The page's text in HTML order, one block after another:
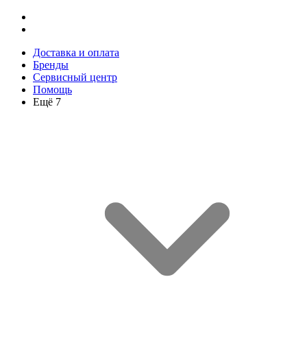
Доставка и оплата
Бренды
Сервисный центр
Помощь
Ещё 7